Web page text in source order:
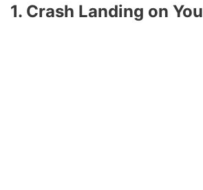
1. Crash Landing on You